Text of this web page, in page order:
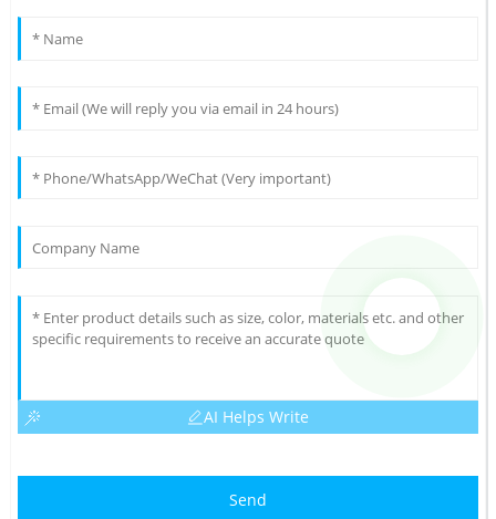
AI Helps Write
Send